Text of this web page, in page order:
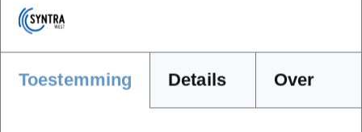
Toestemming Details Over
campus Kortrijk. Er gaan 6 lessen door in campus Brugge.
2DE JAAR
Technische kennis algemene bouw [31 SESSIES]